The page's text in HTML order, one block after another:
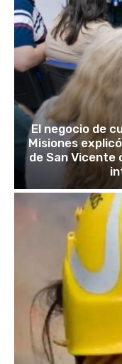
El negocio de
Misiones
de San Vicente